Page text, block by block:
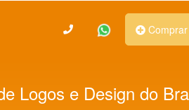
Logos e Design do